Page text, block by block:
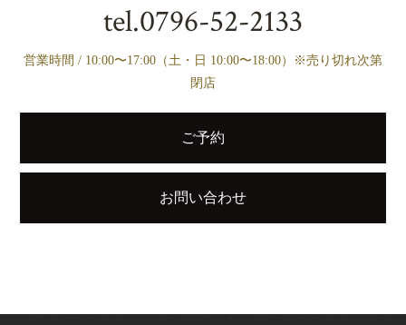
tel.0796-52-2133
営業時間 / 10:00〜17:00（土・日 10:00〜18:00）※売り切れ次第
閉店
ご予約
お問い合わせ